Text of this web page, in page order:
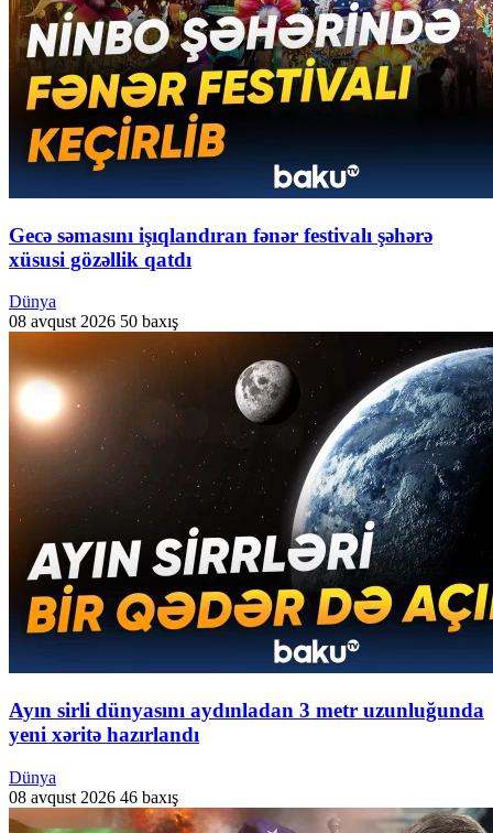
Gecə səmasını işıqlandıran fənər festivalı şəhərə
xüsusi gözəllik qatdı
Dünya
08 avqust 2026 50 baxış
Ayın sirli dünyasını aydınladan 3 metr uzunluğunda
yeni xəritə hazırlandı
Dünya
08 avqust 2026 46 baxış